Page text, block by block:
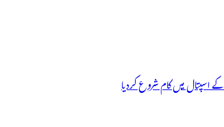
اسپتال میں کام شروع کردیا